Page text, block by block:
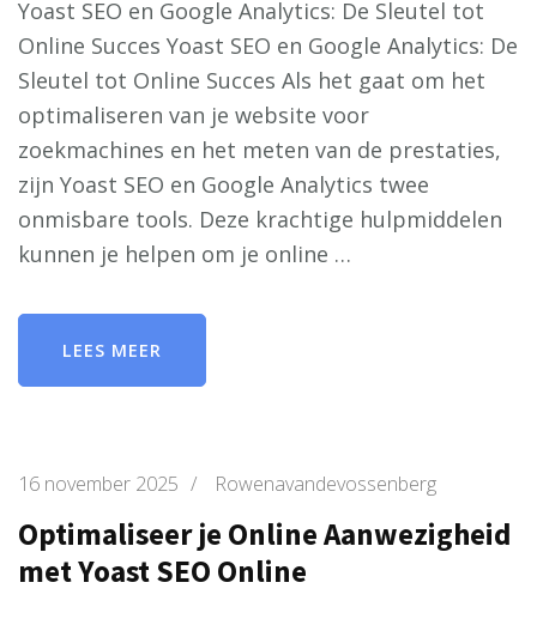
Yoast SEO en Google Analytics: De Sleutel tot
Online Succes Yoast SEO en Google Analytics: De
Sleutel tot Online Succes Als het gaat om het
optimaliseren van je website voor
zoekmachines en het meten van de prestaties,
zijn Yoast SEO en Google Analytics twee
onmisbare tools. Deze krachtige hulpmiddelen
kunnen je helpen om je online …
LEES MEER
16 november 2025 / Rowenavandevossenberg
Optimaliseer je Online Aanwezigheid
met Yoast SEO Online